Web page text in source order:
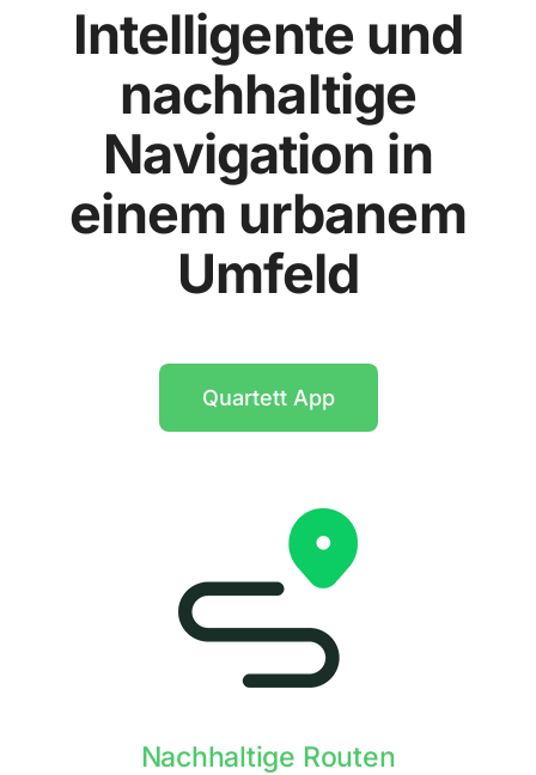
Intelligente und
nachhaltige
Navigation in
einem urbanem
Umfeld
Quartett App
Nachhaltige Routen